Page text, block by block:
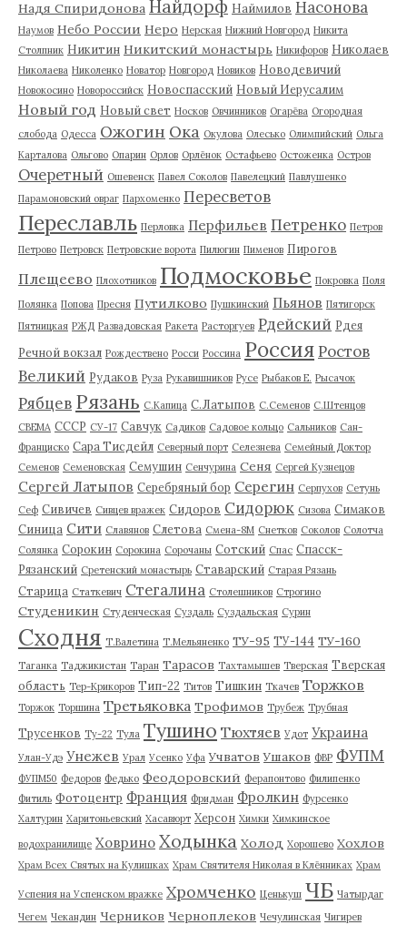
Надя Спиридонова Найдорф Наймилов Насонова
Наумов Небо России Неро Нерская Нижний Новгород Никита
Столпник Никитин Никитский монастырь Никифоров Николаев
Николаева Николенко Новатор Новгород Новиков Новодевичий
Новокосино Новороссийск Новоспасский Новый Иерусалим
Новый год Новый свет Носков Овчинников Огарёва Огородная
слобода Одесса Ожогин Ока Окулова Олесько Олимпийский Ольга
Карталова Ольгово Опарин Орлов Орлёнок Остафьево Остоженка Остров
Очеретный Ошевенск Павел Соколов Павелецкий Павлушенко
Парамоновский овраг Пархоменко Пересветов
Переславль Перловка Перфильев Петренко Петров
Петрово Петровск Петровские ворота Пилюгин Пименов Пирогов
Плещеево Плохотников Подмосковье Покровка Поля
Полянка Попова Пресня Путилково Пушкинский Пьянов Пятигорск
Пятницкая РЖД Развадовская Ракета Расторгуев Рдейский Рдея
Речной вокзал Рождествено Росси Россина Россия Ростов
Великий Рудаков Руза Рукавишников Русе Рыбаков Е. Рысачок
Рябцев Рязань С.Капица С.Латыпов С.Семенов С.Штенцов
СВЕМА СССР СУ-17 Савчук Садиков Садовое кольцо Сальников Сан-
Франциско Сара Тисдейл Северный порт Селезнева Семейный Доктор
Семенов Семеновская Семушин Сенчурина Сеня Сергей Кузнецов
Сергей Латыпов Серебряный бор Серегин Серпухов Сетунь
Сеф Сивичев Сивцев вражек Сидоров Сидорюк Сизова Симаков
Синица Сити Славянов Слетова Смена-8М Снетков Соколов Солотча
Солянка Сорокин Сорокина Сорочаны Сотский Спас Спасск-
Рязанский Сретенский монастырь Ставарский Старая Рязань
Старица Статкевич Стегалина Столешников Строгино
Студеникин Студенческая Суздаль Суздальская Сурин
Сходня Т.Валетина Т.Мельяненко ТУ-95 ТУ-144 ТУ-160
Таганка Таджикистан Таран Тарасов Тахтамышев Тверская Тверская
область Тер-Крикоров Тип-22 Титов Тишкин Ткачев Торжков
Торжок Торшина Третьяковка Трофимов Трубеж Трубная
Трусенков Ту-22 Тула Тушино Тюхтяев Удот Украина
Улан-Удэ Унежев Урал Усенко Уфа Учватов Ушаков ФВР ФУПМ
ФУПМ50 Федоров Федько Феодоровский Ферапонтово Филипенко
Фитиль Фотоцентр Франция Фридман Фролкин Фурсенко
Халтурин Харитоньевский Хасавюрт Херсон Химки Химкинское
водохранилище Ховрино Ходынка Холод Хорошево Хохлов
Храм Всех Святых на Кулишках Храм Святителя Николая в Клённиках Храм
Успения на Успенском вражке Хромченко Ценькуш ЧБ Чатырдаг
Чегем Чекандин Черников Черноплеков Чечулинская Чигирев